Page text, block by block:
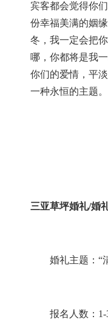
宾客都会觉得你
份幸福美满的姻
冬，我一定会把
哪，你都将是我
你们的爱情，平
一种永恒的主题。
三亚草坪婚礼/婚
婚礼主题： “
报名人数：